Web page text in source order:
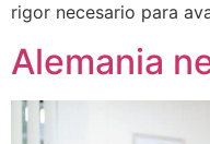
rigor necesario para
Alemania